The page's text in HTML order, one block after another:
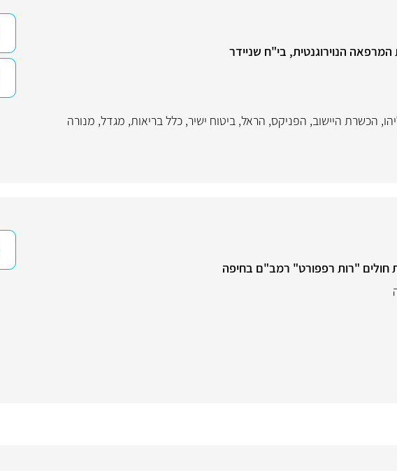
המרפאה הנוירוגנטית, בי"ח שניידר
, הכשרת היישוב, הפניקס, הראל, ביטוח ישיר, כלל בריאות, מגדל, מנורה
חולים "רות רפפורט" רמב"ם בחיפה